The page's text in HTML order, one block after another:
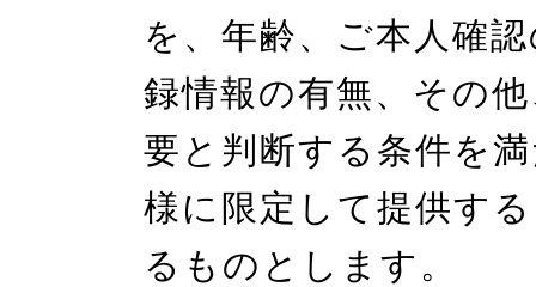
を、年齢、ご本人確
録情報の有無、その
要と判断する条件を
様に限定して提供す
るものとします。